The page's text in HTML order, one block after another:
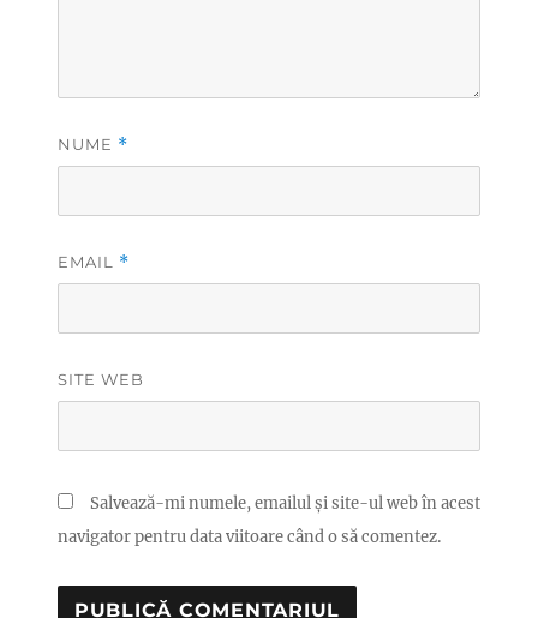
NUME *
EMAIL *
SITE WEB
Salvează-mi numele, emailul și site-ul web în acest
navigator pentru data viitoare când o să comentez.